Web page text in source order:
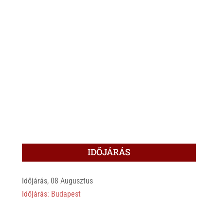
IDŐJÁRÁS
Időjárás, 08 Augusztus
Időjárás: Budapest